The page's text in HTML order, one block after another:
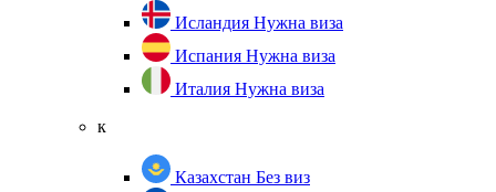
Исландия Нужна виза
Испания Нужна виза
Италия Нужна виза
к
Казахстан Без виз